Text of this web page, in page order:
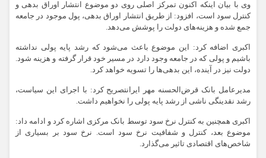
وی با بیان اینکه اکنون تمرکز اصلی روی دو موضوع انتشار اوراق بدهی و
کنترل سود است، افزود: از طریق انتشار اوراق بدهی، پول موجود در جامعه
جمع شده و هزینه‌های دولت را پوشش می‌دهد.
اکبری اضافه کرد: این موضوع باعث می‌شود که رشد پایه پولی نداشته
باشیم و پولی که در جامعه وجود دارد در مسیر خود قرار گرفته و هزینه شود.
دولت نیز در آینده، این بدهی‌ها را تسویه خواهد کرد.
مدیرعامل بانک قرض‌الحسنه مهر ایرانتصریح کرد: با اجرای این سیاست،
رشد نقدینگی ناشی از رشد پایه پولی را نخواهیم داشت.
اکبری همچنین به کنترل نرخ سود توسط بانک مرکزی اشاره کرد و ادامه داد:
موضوع بعد، کنترل و شفافیت نرخ سود است. نرخ سود بر بسیاری از
شاخص‌های اقتصادی تاثیر می‌گذارد.